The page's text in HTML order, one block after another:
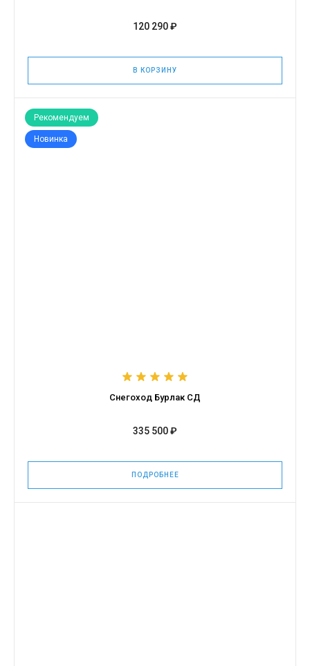
120 290 ₽
В КОРЗИНУ
Рекомендуем
Новинка
Снегоход Бурлак СД
335 500 ₽
ПОДРОБНЕЕ